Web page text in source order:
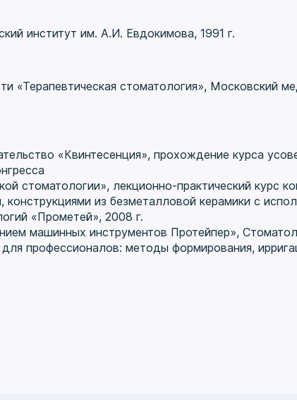
институт им. А.И. Евдокимова, 1991 г.
«Терапевтическая стоматология», Московский
«Квинтесенция», прохождение курса
стоматологии», лекционно-практический курс
конструкциями из безметалловой керамики с
«Прометей», 2008 г.
машинных инструментов Протейпер»,
профессионалов: методы формирования,